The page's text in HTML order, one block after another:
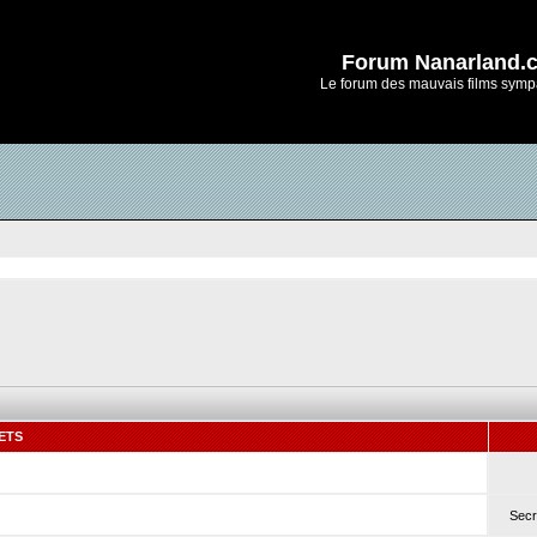
Forum
Le forum des mauvais films